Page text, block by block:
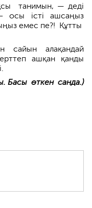
тани­мын, — деді
осы істі ашсаңыз
емес пе?! Құтты
сайын алақандай
ашқан қанды
Басы өткен санда.)